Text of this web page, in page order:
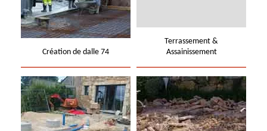
Création de dalle 74
Terrassement &
Assainissement